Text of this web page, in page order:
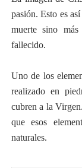
pasión. Esto es
muerte sino
fallecido.
Uno de los
realizado en
cubren a la
que esos
naturales.